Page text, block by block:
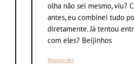
olha não sei mesmo, viu?
antes, eu combinei tudo
diretamente. Já tentou
com eles? Beijinhos
Responder